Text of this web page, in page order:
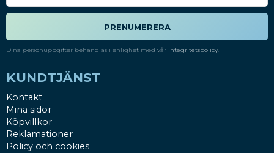
PRENUMERERA
Dina personuppgifter behandlas i enlighet med vår integritetspolicy.
KUNDTJÄNST
Kontakt
Mina sidor
Köpvillkor
Reklamationer
Policy och cookies